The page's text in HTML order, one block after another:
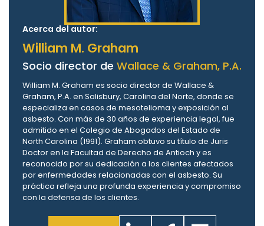
Acerca del autor:
William M. Graham
Socio director de Wallace & Graham, P.A.
William M. Graham es socio director de Wallace &
Graham, P.A. en Salisbury, Carolina del Norte, donde se
especializa en casos de mesotelioma y exposición al
asbesto. Con más de 30 años de experiencia legal, fue
admitido en el Colegio de Abogados del Estado de
North Carolina (1991). Graham obtuvo su título de Juris
Doctor en la Facultad de Derecho de Antioch y es
reconocido por su dedicación a los clientes afectados
por enfermedades relacionadas con el asbesto. Su
práctica refleja una profunda experiencia y compromiso
con la defensa de los clientes.